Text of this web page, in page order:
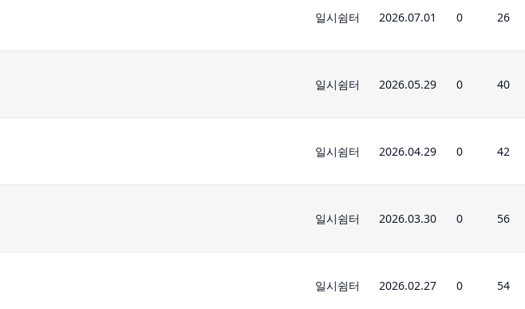
일시쉼터 2026.07.01 0 26
일시쉼터 2026.05.29 0 40
일시쉼터 2026.04.29 0 42
일시쉼터 2026.03.30 0 56
일시쉼터 2026.02.27 0 54